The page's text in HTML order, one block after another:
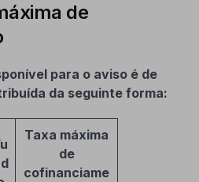
de
para o aviso é de
da seguinte forma:
Taxa máxima
de
cofinanciame